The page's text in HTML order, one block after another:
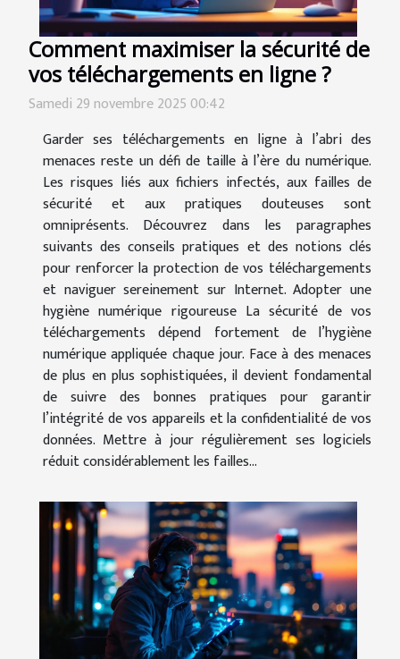
Comment maximiser la sécurité de
vos téléchargements en ligne ?
Samedi 29 novembre 2025 00:42
Garder ses téléchargements en ligne à l’abri des
menaces reste un défi de taille à l’ère du numérique.
Les risques liés aux fichiers infectés, aux failles de
sécurité et aux pratiques douteuses sont
omniprésents. Découvrez dans les paragraphes
suivants des conseils pratiques et des notions clés
pour renforcer la protection de vos téléchargements
et naviguer sereinement sur Internet. Adopter une
hygiène numérique rigoureuse La sécurité de vos
téléchargements dépend fortement de l’hygiène
numérique appliquée chaque jour. Face à des menaces
de plus en plus sophistiquées, il devient fondamental
de suivre des bonnes pratiques pour garantir
l’intégrité de vos appareils et la confidentialité de vos
données. Mettre à jour régulièrement ses logiciels
réduit considérablement les failles...